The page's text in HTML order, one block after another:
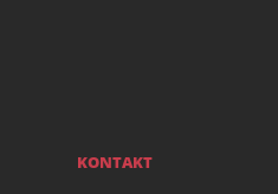
KONTAKT